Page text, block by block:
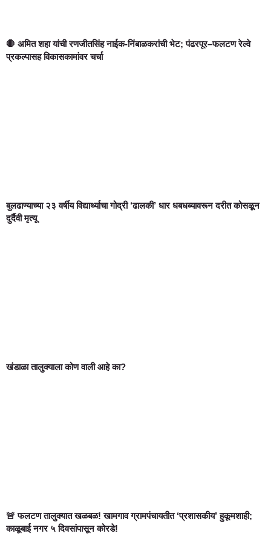
🛑 अमित शहा यांची रणजीतसिंह नाईक-निंबाळकरांची भेट; पंढरपूर–फलटण रेल्वे
प्रकल्पासह विकासकामांवर चर्चा
बुलढाण्याच्या २३ वर्षीय विद्यार्थ्याचा गोद्री ‘ढालकी’ धार धबधब्यावरून दरीत कोसळून
दुर्दैवी मृत्यू
खंडाळा तालुक्याला कोण वाली आहे का?
🚨 फलटण तालुक्यात खळबळ! खामगाव ग्रामपंचायतीत ‘प्रशासकीय’ हुकूमशाही;
काळूबाई नगर ५ दिवसांपासून कोरडे!